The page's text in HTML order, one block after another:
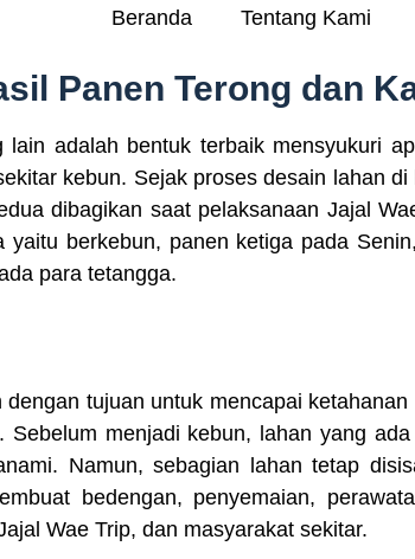
Beranda Tentang Kami
Panen Terong dan
lain adalah bentuk terbaik mensyukuri
kebun. Sejak proses desain lahan
dibagikan saat pelaksanaan Jajal
yaitu berkebun, panen ketiga pada
para tetangga.
dengan tujuan untuk mencapai
Sebelum menjadi kebun, lahan yang
Namun, sebagian lahan tetap
bedengan, penyemaian,
Wae Trip, dan masyarakat sekitar.